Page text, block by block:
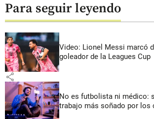
Para seguir leyendo
Video: Lionel Messi marcó
goleador de la Leagues Cup
share
No es futbolista ni médico:
trabajo más soñado por los